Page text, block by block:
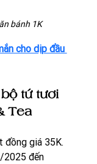
bánh 1K
cho dịp đầu
tứ tươi
Tea
giá 35K.
2025 đến